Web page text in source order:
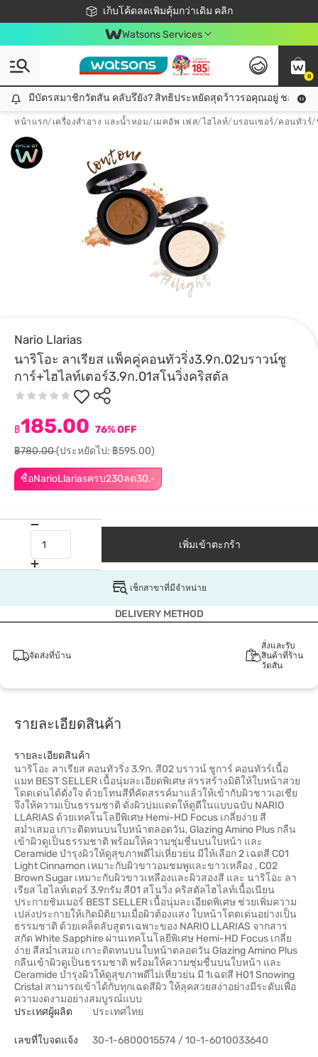
เก็บโค้ดลดเพิ่มคุ้มกว่าเดิม คลิก
ชอปออนไลน์ครั้งแรก ลดเพิ่มจุก ๆ 10%! 🎉
📦ส่งฟรี! เมื่อชอป 499฿
สมาชิกวัตสัน คลับดียังไง?
Watsons Services
0
มีบัตรสมาชิกวัตสัน คลับรึยัง? สิทธิประหยัดสุดว้าวรอคุณอยู่ ชอปคุ้มกว่าเดิม คลิก!
มีบัตรสมาชิกวัตสัน คลับรึยัง? สิทธิประหยัดสุดว้าวรอคุณอยู่ ชอปคุ้มก
หน้าแรก/ เครื่องสำอาง และน้ำหอม/ เมคอัพ เฟส/ไฮไลท์/บรอนเซอร์/คอนทัวร์/
Nario Llarias
นาริโอะ ลาเรียส แพ็คคู่คอนทัวริ่ง3.9ก.02บราวน์ชู
การ์+ไฮไลท์เตอร์3.9ก.01สโนวิ่งคริสตัล
ซื้อNarioLlariasครบ230ลด30.-
฿185.00 76% OFF
฿780.00(ประหยัดไป: ฿595.00)
เพิ่มเข้าตะกร้า
เช็กสาขาที่มีจำหน่าย
DELIVERY METHOD
จัดส่งที่บ้าน
สั่งและรับ
สินค้าที่ร้าน
วัตสัน
รายละเอียดสินค้า
รายละเอียดสินค้า
นาริโอะ ลาเรียส คอนทัวริ่ง 3.9ก. สี02 บราวน์ ชูการ์ คอนทัวร์เนื้อ
แมท BEST SELLER เนื้อนุ่มละเอียดพิเศษ สรรสร้างมิติให้ใบหน้าสวย
โดดเด่นได้ดั่งใจ ด้วยโทนสีที่คัดสรรค์มาแล้วให้เข้ากับผิวชาวเอเชีย
จึงให้ความเป็นธรรมชาติ ดั่งผิวบ่มแดดให้ดูดีในแบบฉบับ NARIO
LLARIAS ด้วยเทคโนโลยีพิเศษ Hemi-HD Focus เกลี่ยง่าย สี
สม่ำเสมอ เกาะติดทนบนใบหน้าตลอดวัน, Glazing Amino Plus กลืน
เข้าผิวดูเป็นธรรมชาติ พร้อมให้ความชุ่มชื่นบนใบหน้า และ
Ceramide บำรุงผิวให้ดูสุขภาพดีไม่เหี่ยวย่น มีให้เลือก 2 เฉดสี C01
Light Cinnamon เหมาะกับผิวขาวอมชมพูและขาวเหลือง , C02
Brown Sugar เหมาะกับผิวขาวเหลืองและผิวสองสี และ นาริโอะ ลา
เรียส ไฮไลท์เตอร์ 3.9กรัม สี01 สโนวิ่ง คริสตัลไฮไลท์เนื้อเนียน
ประกายชิมเมอร์ BEST SELLER เนื้อนุ่มละเอียดพิเศษ ช่วยเพิ่มความ
เปล่งประกายให้เกิดมิติยามเมื่อผิวต้องแสง ใบหน้าโดดเด่นอย่างเป็น
ธรรมชาติ ด้วยเคล็ดลับสูตรเฉพาะของ NARIO LLARIAS จากสาร
สกัด White Sapphire ผ่านเทคโนโลยีพิเศษ Hemi-HD Focus เกลี่ย
ง่าย สีสม่ำเสมอ เกาะติดทนบนใบหน้าตลอดวัน Glazing Amino Plus
กลืนเข้าผิวดูเป็นธรรมชาติ พร้อมให้ความชุ่มชื่นบนใบหน้า และ
Ceramide บำรุงผิวให้ดูสุขภาพดีไม่เหี่ยวย่น มี 1เฉดสี H01 Snowing
Cristal สามารถเข้าได้กับทุกเฉดสีผิว ให้ลุคสวยสง่าอย่างมีระดับเพื่อ
ความงดงามอย่างสมบูรณ์แบบ
ประเทศผู้ผลิต
ประเทศไทย
เลขที่ใบจดแจ้ง 30-1-6800015574 / 10-1-6010033640